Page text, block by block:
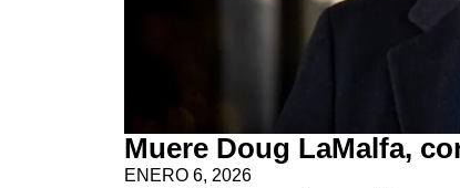
Muere Doug LaMalfa,
ENERO 6, 2026